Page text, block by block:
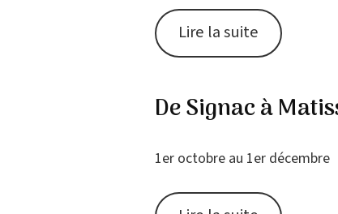
Lire la suite
De Signac à
1er octobre au 1er décembre